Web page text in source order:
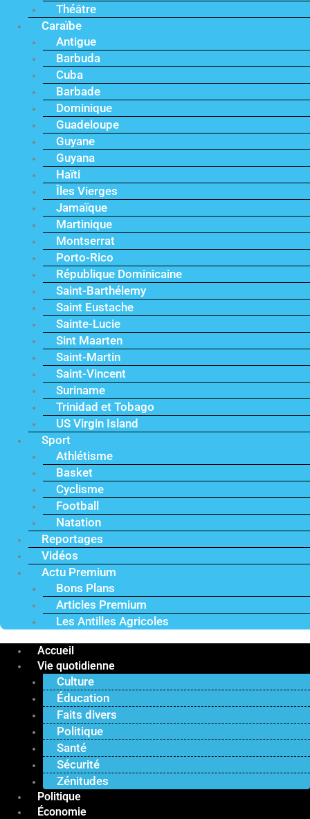
Théâtre
Caraïbe
Antigue
Barbuda
Cuba
Barbade
Dominique
Guadeloupe
Guyane
Guyana
Haïti
Îles Vierges
Jamaïque
Martinique
Montserrat
Porto-Rico
République Dominicaine
Saint-Barthélemy
Saint Eustache
Sainte-Lucie
Sint Maarten
Saint-Martin
Saint-Vincent
Suriname
Trinidad et Tobago
US Virgin Island
Sport
Athlétisme
Basket
Cyclisme
Football
Natation
Reportages
Vidéos
Actu Premium
Bons Plans
Articles Premium
Les Antilles Agricoles
Accueil
Vie quotidienne
Culture
Éducation
Faits divers
Politique
Santé
Sécurité
Zénitudes
Politique
Économie